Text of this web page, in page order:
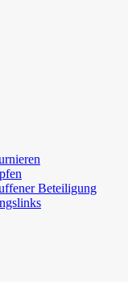
Beteiligung